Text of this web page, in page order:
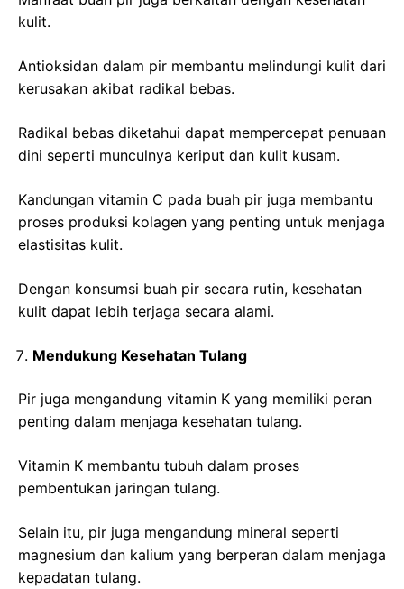
kulit.
Antioksidan dalam pir membantu melindungi kulit dari
kerusakan akibat radikal bebas.
Radikal bebas diketahui dapat mempercepat penuaan
dini seperti munculnya keriput dan kulit kusam.
Kandungan vitamin C pada buah pir juga membantu
proses produksi kolagen yang penting untuk menjaga
elastisitas kulit.
Dengan konsumsi buah pir secara rutin, kesehatan
kulit dapat lebih terjaga secara alami.
Mendukung Kesehatan Tulang
Pir juga mengandung vitamin K yang memiliki peran
penting dalam menjaga kesehatan tulang.
Vitamin K membantu tubuh dalam proses
pembentukan jaringan tulang.
Selain itu, pir juga mengandung mineral seperti
magnesium dan kalium yang berperan dalam menjaga
kepadatan tulang.